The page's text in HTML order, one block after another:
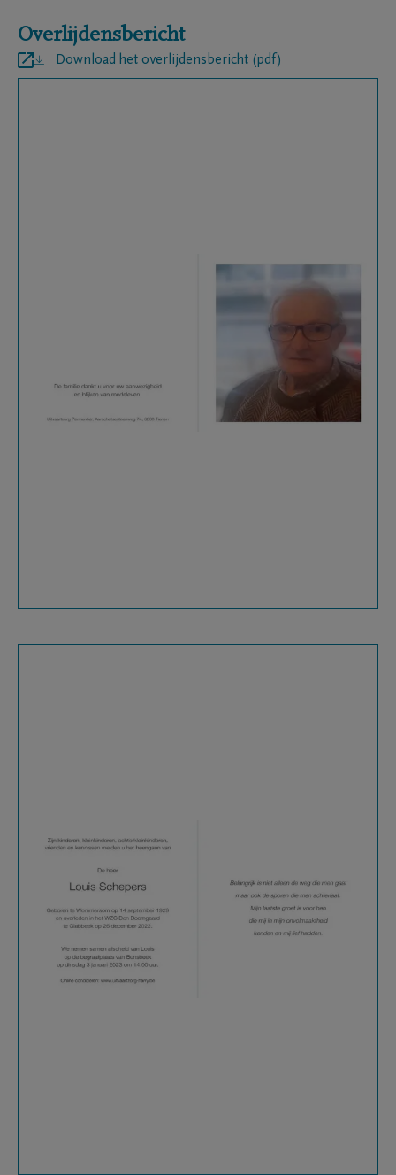
Overlijdensbericht
Download het overlijdensbericht (pdf)